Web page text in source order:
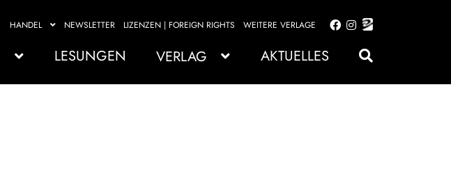
HANDEL NEWSLETTER LIZENZEN | FOREIGN RIGHTS WEITERE VERLAGE
Zur
springen
Zum
springen
LESUNGEN VERLAG AKTUELLES